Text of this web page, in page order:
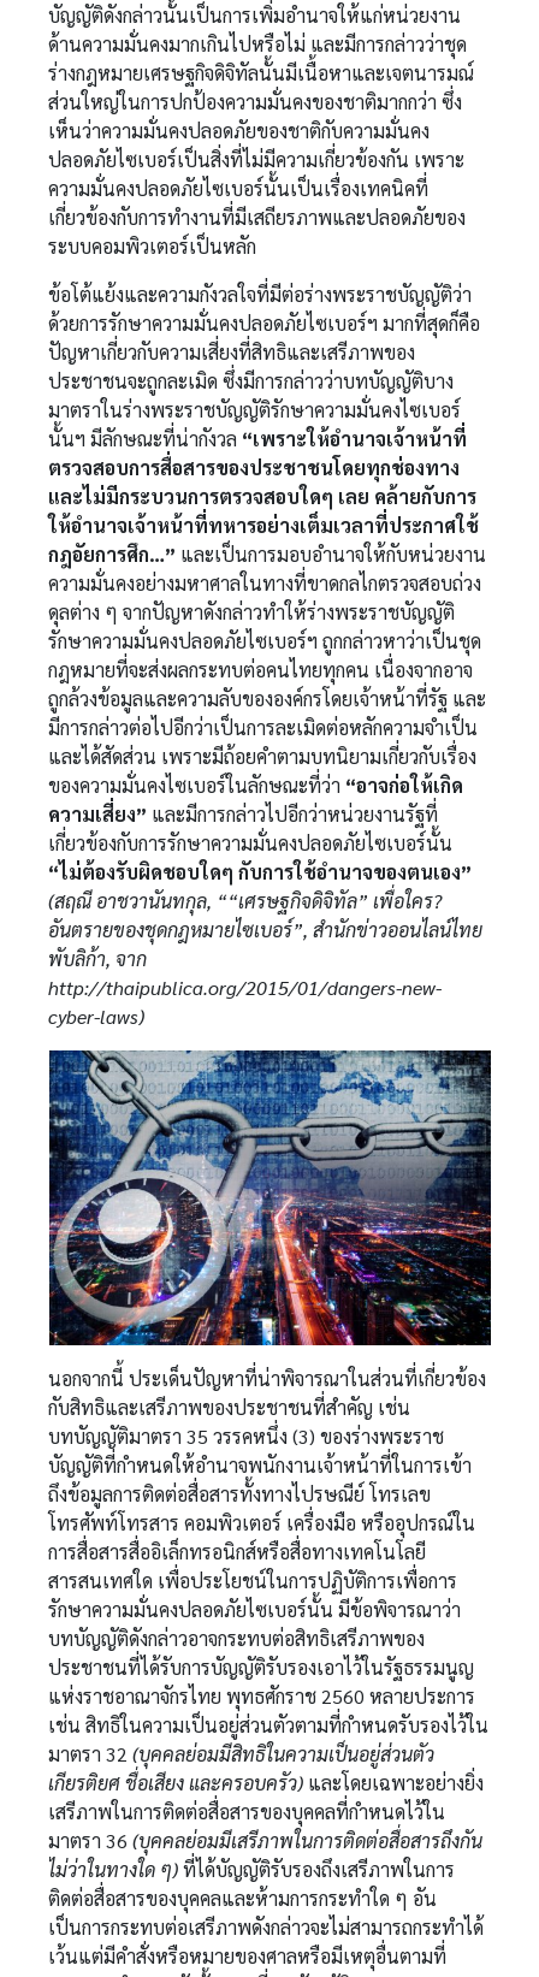
บัญญัติดังกล่าวนั้นเป็นการเพิ่มอำนาจให้แก่หน่วยงาน
ด้านความมั่นคงมากเกินไปหรือไม่ และมีการกล่าวว่าชุด
ร่างกฎหมายเศรษฐกิจดิจิทัลนั้นมีเนื้อหาและเจตนารมณ์
ส่วนใหญ่ในการปกป้องความมั่นคงของชาติมากกว่า ซึ่ง
เห็นว่าความมั่นคงปลอดภัยของชาติกับความมั่นคง
ปลอดภัยไซเบอร์เป็นสิ่งที่ไม่มีความเกี่ยวข้องกัน เพราะ
ความมั่นคงปลอดภัยไซเบอร์นั้นเป็นเรื่องเทคนิคที่
เกี่ยวข้องกับการทำงานที่มีเสถียรภาพและปลอดภัยของ
ระบบคอมพิวเตอร์เป็นหลัก
ข้อโต้แย้งและความกังวลใจที่มีต่อร่างพระราชบัญญัติว่า
ด้วยการรักษาความมั่นคงปลอดภัยไซเบอร์ฯ มากที่สุดก็คือ
ปัญหาเกี่ยวกับความเสี่ยงที่สิทธิและเสรีภาพของ
ประชาชนจะถูกละเมิด ซึ่งมีการกล่าวว่าบทบัญญัติบาง
มาตราในร่างพระราชบัญญัติรักษาความมั่นคงไซเบอร์
นั้นฯ มีลักษณะที่น่ากังวล “เพราะให้อำนาจเจ้าหน้าที่
ตรวจสอบการสื่อสารของประชาชนโดยทุกช่องทาง
และไม่มีกระบวนการตรวจสอบใดๆ เลย คล้ายกับการ
ให้อำนาจเจ้าหน้าที่ทหารอย่างเต็มเวลาที่ประกาศใช้
กฎอัยการศึก…” และเป็นการมอบอำนาจให้กับหน่วยงาน
ความมั่นคงอย่างมหาศาลในทางที่ขาดกลไกตรวจสอบถ่วง
ดุลต่าง ๆ จากปัญหาดังกล่าวทำให้ร่างพระราชบัญญัติ
รักษาความมั่นคงปลอดภัยไซเบอร์ฯ ถูกกล่าวหาว่าเป็นชุด
กฎหมายที่จะส่งผลกระทบต่อคนไทยทุกคน เนื่องจากอาจ
ถูกล้วงข้อมูลและความลับขององค์กรโดยเจ้าหน้าที่รัฐ และ
มีการกล่าวต่อไปอีกว่าเป็นการละเมิดต่อหลักความจำเป็น
และได้สัดส่วน เพราะมีถ้อยคำตามบทนิยามเกี่ยวกับเรื่อง
ของความมั่นคงไซเบอร์ในลักษณะที่ว่า “อาจก่อให้เกิด
ความเสี่ยง” และมีการกล่าวไปอีกว่าหน่วยงานรัฐที่
เกี่ยวข้องกับการรักษาความมั่นคงปลอดภัยไซเบอร์นั้น
“ไม่ต้องรับผิดชอบใดๆ กับการใช้อำนาจของตนเอง”
(สฤณี อาชวานันทกุล, ““เศรษฐกิจดิจิทัล” เพื่อใคร?
อันตรายของชุดกฎหมายไซเบอร์”, สำนักข่าวออนไลน์ไทย
พับลิก้า, จาก
http://thaipublica.org/2015/01/dangers-new-
cyber-laws)
นอกจากนี้ ประเด็นปัญหาที่น่าพิจารณาในส่วนที่เกี่ยวข้อง
กับสิทธิและเสรีภาพของประชาชนที่สำคัญ เช่น
บทบัญญัติมาตรา 35 วรรคหนึ่ง (3) ของร่างพระราช
บัญญัติที่กำหนดให้อำนาจพนักงานเจ้าหน้าที่ในการเข้า
ถึงข้อมูลการติดต่อสื่อสารทั้งทางไปรษณีย์ โทรเลข
โทรศัพท์โทรสาร คอมพิวเตอร์ เครื่องมือ หรืออุปกรณ์ใน
การสื่อสารสื่ออิเล็กทรอนิกส์หรือสื่อทางเทคโนโลยี
สารสนเทศใด เพื่อประโยชน์ในการปฏิบัติการเพื่อการ
รักษาความมั่นคงปลอดภัยไซเบอร์นั้น มีข้อพิจารณาว่า
บทบัญญัติดังกล่าวอาจกระทบต่อสิทธิเสรีภาพของ
ประชาชนที่ได้รับการบัญญัติรับรองเอาไว้ในรัฐธรรมนูญ
แห่งราชอาณาจักรไทย พุทธศักราช 2560 หลายประการ
เช่น สิทธิในความเป็นอยู่ส่วนตัวตามที่กำหนดรับรองไว้ใน
มาตรา 32 (บุคคลย่อมมีสิทธิในความเป็นอยู่ส่วนตัว
เกียรติยศ ชื่อเสียง และครอบครัว) และโดยเฉพาะอย่างยิ่ง
เสรีภาพในการติดต่อสื่อสารของบุคคลที่กำหนดไว้ใน
มาตรา 36 (บุคคลย่อมมีเสรีภาพในการติดต่อสื่อสารถึงกัน
ไม่ว่าในทางใด ๆ)ที่ได้บัญญัติรับรองถึงเสรีภาพในการ
ติดต่อสื่อสารของบุคคลและห้ามการกระทำใด ๆ อัน
เป็นการกระทบต่อเสรีภาพดังกล่าวจะไม่สามารถกระทำได้
เว้นแต่มีคำสั่งหรือหมายของศาลหรือมีเหตุอื่นตามที่